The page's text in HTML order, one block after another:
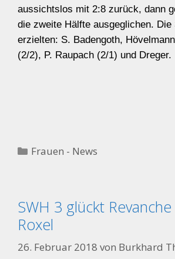
aussichtslos mit 2:8 zurück, dann
die zweite Hälfte ausgeglichen. Die
erzielten: S. Badengoth,
(2/2), P. Raupach (2/1) und Dreger.
Kategorien
Frauen - News
SWH 3 glückt
Roxel
26. Februar 2018 von Burkhard